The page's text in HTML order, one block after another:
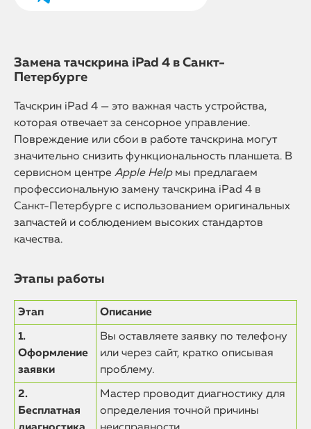
Замена тачскрина iPad 4 в Санкт-
Петербурге
Тачскрин iPad 4 — это важная часть устройства,
которая отвечает за сенсорное управление.
Повреждение или сбои в работе тачскрина могут
значительно снизить функциональность планшета. В
сервисном центре Apple Helpмы предлагаем
профессиональную замену тачскрина iPad 4 в
Санкт-Петербурге с использованием оригинальных
запчастей и соблюдением высоких стандартов
качества.
Этапы работы
Этап Описание
1.
Оформление
заявки
Вы оставляете заявку по телефону
или через сайт, кратко описывая
проблему.
2.
Бесплатная
Мастер проводит диагностику для
определения точной причины